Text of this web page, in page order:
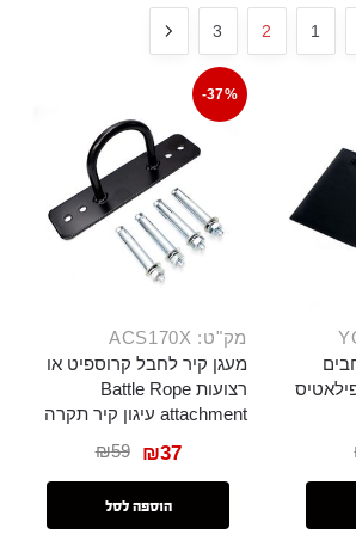
1
2
3
-37%
מק"ט: ACS170X
מעגן קיר לחבל קרוספיט או
רצועות Battle Rope
attachment עיגון קיר תקרה
₪59 ₪37
הוספה לסל